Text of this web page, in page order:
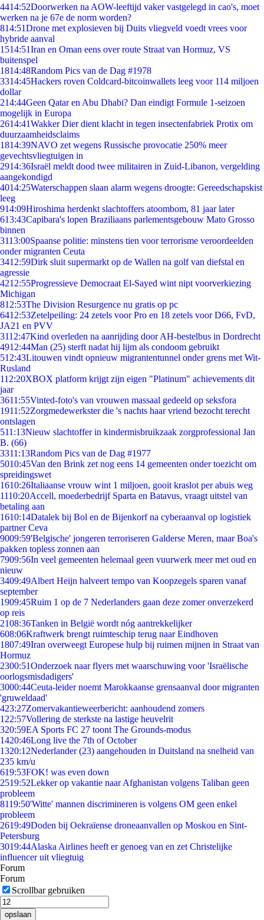
4414:52Doorwerken na AOW-leeftijd vaker vastgelegd in cao's, moet
werken na je 67e de norm worden?
814:51Drone met explosieven bij Duits vliegveld voedt vrees voor
hybride aanval
1514:51Iran en Oman eens over route Straat van Hormuz, VS
buitenspel
1814:48Random Pics van de Dag #1978
3314:45Hackers roven Coldcard-bitcoinwallets leeg voor 114 miljoen
dollar
214:44Geen Qatar en Abu Dhabi? Dan eindigt Formule 1-seizoen
mogelijk in Europa
2614:41Wakker Dier dient klacht in tegen insectenfabriek Protix om
duurzaamheidsclaims
1814:39NAVO zet wegens Russische provocatie 250% meer
gevechtsvliegtuigen in
2914:36Israël meldt dood twee militairen in Zuid-Libanon, vergelding
aangekondigd
4014:25Waterschappen slaan alarm wegens droogte: Gereedschapskist
leeg
914:09Hiroshima herdenkt slachtoffers atoombom, 81 jaar later
613:43Capibara's lopen Braziliaans parlementsgebouw Mato Grosso
binnen
3113:00Spaanse politie: minstens tien voor terrorisme veroordeelden
onder migranten Ceuta
3412:59Dirk sluit supermarkt op de Wallen na golf van diefstal en
agressie
4212:55Progressieve Democraat El-Sayed wint nipt voorverkiezing
Michigan
812:53The Division Resurgence nu gratis op pc
6412:53Zetelpeiling: 24 zetels voor Pro en 18 zetels voor D66, FvD,
JA21 en PVV
3112:47Kind overleden na aanrijding door AH-bestelbus in Dordrecht
4912:44Man (25) sterft nadat hij lijm als condoom gebruikt
512:43Litouwen vindt opnieuw migrantentunnel onder grens met Wit-
Rusland
112:20XBOX platform krijgt zijn eigen "Platinum" achievements dit
jaar
3611:55Vinted-foto's van vrouwen massaal gedeeld op seksfora
1911:52Zorgmedewerkster die 's nachts haar vriend bezocht terecht
ontslagen
511:13Nieuw slachtoffer in kindermisbruikzaak zorgprofessional Jan
B. (66)
3311:13Random Pics van de Dag #1977
5010:45Van den Brink zet nog eens 14 gemeenten onder toezicht om
spreidingswet
1610:26Italiaanse vrouw wint 1 miljoen, gooit kraslot per abuis weg
1110:20Accell, moederbedrijf Sparta en Batavus, vraagt uitstel van
betaling aan
1610:14Datalek bij Bol en de Bijenkorf na cyberaanval op logistiek
partner Ceva
9009:59'Belgische' jongeren terroriseren Galderse Meren, maar Boa's
pakken topless zonnen aan
7909:56In veel gemeenten helemaal geen vuurwerk meer met oud en
nieuw
3409:49Albert Heijn halveert tempo van Koopzegels sparen vanaf
september
1909:45Ruim 1 op de 7 Nederlanders gaan deze zomer onverzekerd
op reis
2108:36Tanken in België wordt nóg aantrekkelijker
608:06Kraftwerk brengt ruimteschip terug naar Eindhoven
1807:49Iran overweegt Europese hulp bij ruimen mijnen in Straat van
Hormuz
2300:51Onderzoek naar flyers met waarschuwing voor 'Israëlische
oorlogsmisdadigers'
3000:44Ceuta-leider noemt Marokkaanse grensaanval door migranten
'gruweldaad'
423:27Zomervakantieweerbericht: aanhoudend zomers
1 22:57Vollering de sterkste na lastige heuvelrit
320:59EA Sports FC 27 toont The Grounds-modus
1420:46Long live the 7th of October
1320:12Nederlander (23) aangehouden in Duitsland na snelheid van
235 km/u
619:53FOK! was even down
2519:52Lekker op vakantie naar Afghanistan volgens Taliban geen
probleem
8119:50'Witte' mannen discrimineren is volgens OM geen enkel
probleem
2619:49Doden bij Oekraïense droneaanvallen op Moskou en Sint-
Petersburg
3019:44Alaska Airlines heeft er genoeg van en zet Christelijke
influencer uit vliegtuig
Forum
Forum
Scrollbar gebruiken
opslaan